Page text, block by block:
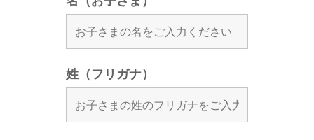
姓（フリガナ）